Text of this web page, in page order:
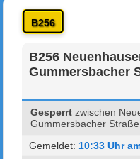
B256
B256
Gummersbacher
Gesperrt zwischen
Gummersbacher
Gemeldet: 10:33 Uhr